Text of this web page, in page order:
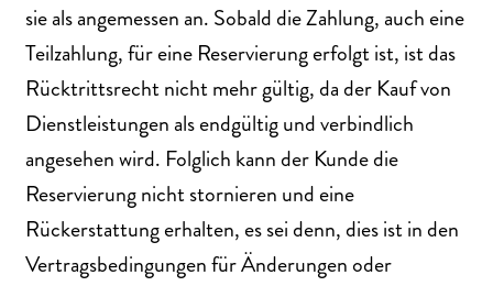
sie als angemessen an. Sobald die Zahlung, auch eine
Teilzahlung, für eine Reservierung erfolgt ist, ist das
Rücktrittsrecht nicht mehr gültig, da der Kauf von
Dienstleistungen als endgültig und verbindlich
angesehen wird. Folglich kann der Kunde die
Reservierung nicht stornieren und eine
Rückerstattung erhalten, es sei denn, dies ist in den
Vertragsbedingungen für Änderungen oder